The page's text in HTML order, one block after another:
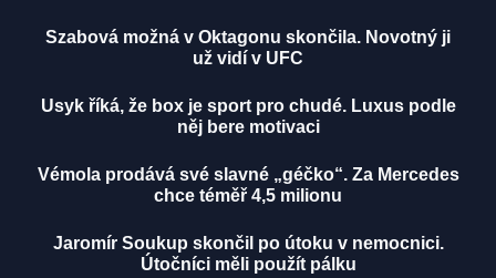
Szabová možná v Oktagonu skončila. Novotný ji
už vidí v UFC
Usyk říká, že box je sport pro chudé. Luxus podle
něj bere motivaci
Vémola prodává své slavné „géčko“. Za Mercedes
chce téměř 4,5 milionu
Jaromír Soukup skončil po útoku v nemocnici.
Útočníci měli použít pálku